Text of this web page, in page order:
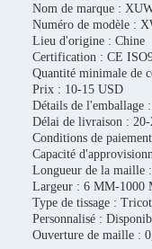
Nom de marque :
Numéro de modèle :
Lieu d'origine : Chine
Certification : CE
Quantité minimale de
Prix : 10-15 USD
Détails de l'emballage
Délai de livraison :
Conditions de
Capacité
Longueur de la maille
Largeur : 6 MM-1000
Type de tissage : Tricot
Personnalisé :
Ouverture de maille :